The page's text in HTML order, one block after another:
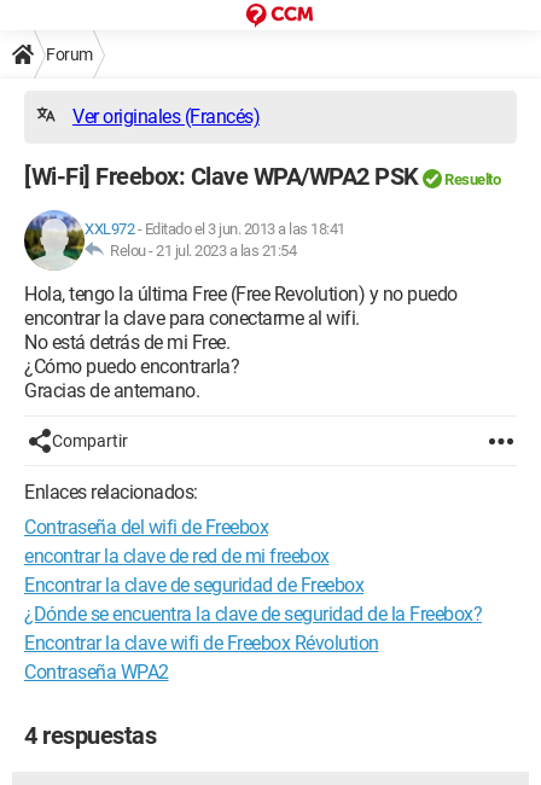
Forum
Ver originales (Francés)
[Wi-Fi] Freebox: Clave WPA/WPA2 PSK Resuelto
XXL972- Editado el 3 jun. 2013 a las 18:41
Relou -21 jul. 2023 a las 21:54
Hola, tengo la última Free (Free Revolution) y no puedo
encontrar la clave para conectarme al wifi.
No está detrás de mi Free.
¿Cómo puedo encontrarla?
Gracias de antemano.
Compartir
Enlaces relacionados:
Contraseña del wifi de Freebox
encontrar la clave de red de mi freebox
Encontrar la clave de seguridad de Freebox
¿Dónde se encuentra la clave de seguridad de la Freebox?
Encontrar la clave wifi de Freebox Révolution
Contraseña WPA2
4 respuestas